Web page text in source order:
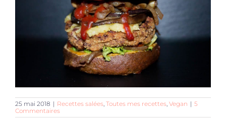
25 mai 2018 | Recettes salées, Toutes mes recettes, Vegan | 5
Commentaires